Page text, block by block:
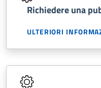
Richiedere una
ULTERIORI